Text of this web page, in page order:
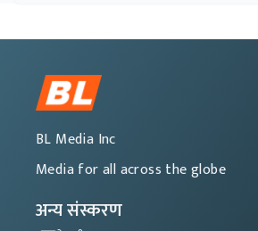
BL Media Inc
Media for all across the globe
अन्य संस्करण